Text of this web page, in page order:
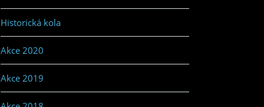
Historická kola
Akce 2020
Akce 2019